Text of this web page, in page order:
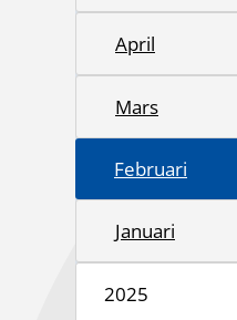
April
Mars
Februari
Januari
2025